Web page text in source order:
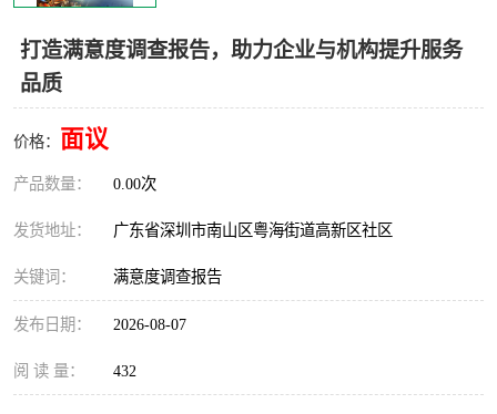
打造满意度调查报告，助力企业与机构提升服务
品质
价格： 面议
产品数量： 0.00次
发货地址： 广东省深圳市南山区粤海街道高新区社区
关键词： 满意度调查报告
发布日期： 2026-08-07
阅 读 量： 432